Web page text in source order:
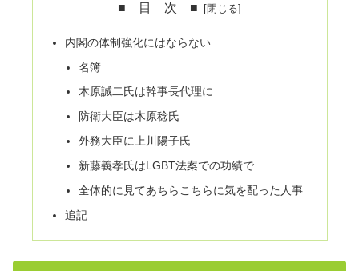
■ 目 次 ■
内閣の体制強化にはならない
名簿
木原誠二氏は幹事長代理に
防衛大臣は木原稔氏
外務大臣に上川陽子氏
新藤義孝氏はLGBT法案での功績で
全体的に見てあちらこちらに気を配った人事
追記